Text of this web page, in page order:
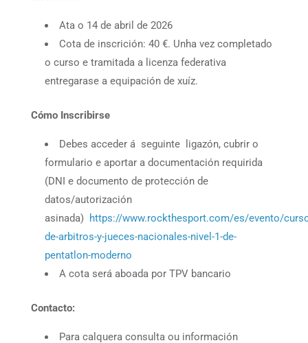
Ata o 14 de abril de 2026
Cota de inscrición: 40 €. Unha vez completado
o curso e tramitada a licenza federativa
entregarase a equipación de xuíz.
Cómo Inscribirse
Debes acceder á seguinte ligazón, cubrir o
formulario e aportar a documentación requirida
(DNI e documento de protección de
datos/autorización
asinada)
https://www.rockthesport.com/es/evento/
de-arbitros-y-jueces-nacionales-nivel-1-de-
pentatlon-moderno
A cota será aboada por TPV bancario
Contacto:
Para calquera consulta ou información